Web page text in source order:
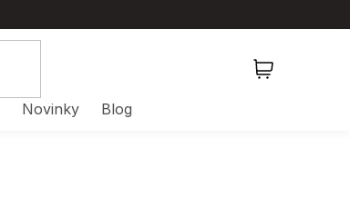
Novinky Blog